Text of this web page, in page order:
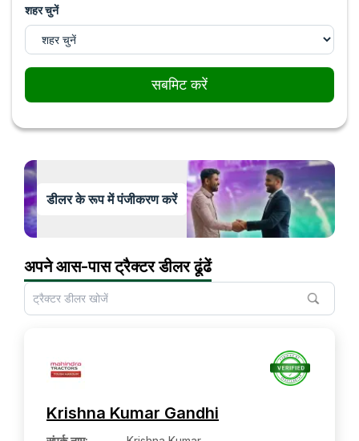
शहर चुनें
सबमिट करें
डीलर के रूप में पंजीकरण करें
अपने आस-पास ट्रैक्टर डीलर ढूंढें
Krishna Kumar Gandhi